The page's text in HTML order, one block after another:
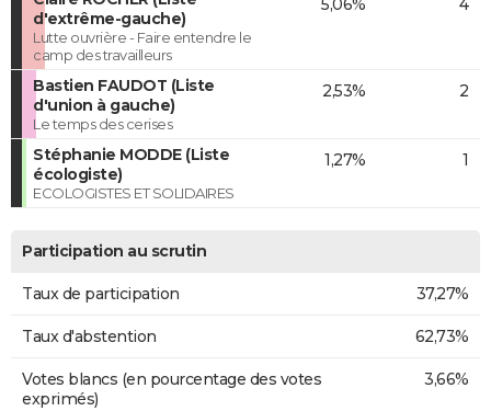
d'extrême-gauche)
Lutte ouvrière - Faire entendre le
camp des travailleurs
5,06% 4
Bastien FAUDOT (Liste
d'union à gauche)
Le temps des cerises
2,53% 2
Stéphanie MODDE (Liste
écologiste)
ECOLOGISTES ET SOLIDAIRES
1,27% 1
Participation au scrutin
Taux de participation 37,27%
Taux d'abstention 62,73%
Votes blancs (en pourcentage des votes
exprimés)
3,66%